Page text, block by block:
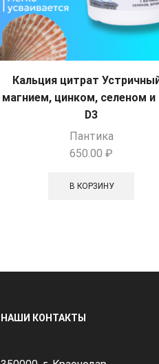
Кальция цитрат
магнием, цинком, селеном и
D3
Пантика
650.00 ₽
В КОРЗИНУ
НАШИ КОНТАКТЫ